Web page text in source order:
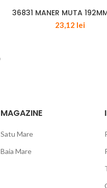
36831 MANER MUTA
23,12 lei
MAGAZINE
Satu Mare
Baia Mare